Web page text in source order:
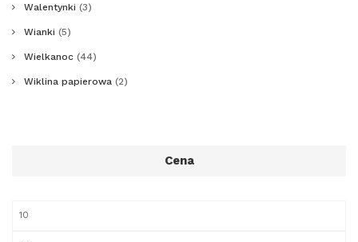
Walentynki (3)
Wianki (5)
Wielkanoc (44)
Wiklina papierowa (2)
Cena